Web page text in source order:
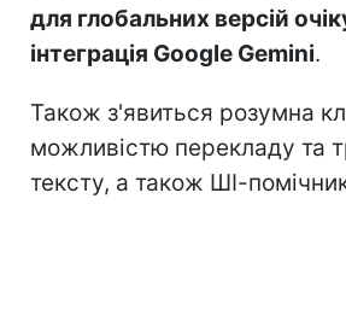
для глобальних версій
інтеграція Google Gemini.
Також з'явиться розумна
можливістю перекладу та
тексту, а також ШІ-